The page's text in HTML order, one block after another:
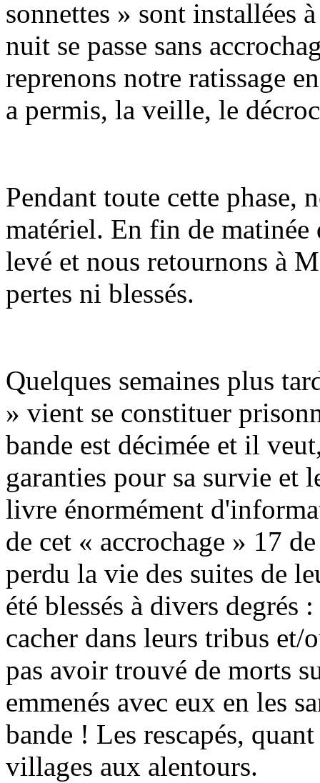
sonnettes » sont installées
nuit se passe sans
reprenons notre ratissage
a permis, la veille, le
Pendant toute cette phase,
matériel. En fin de
levé et nous retournons à
pertes ni blessés.
Quelques semaines plus
» vient se constituer
bande est décimée et il
garanties pour sa survie et
livre énormément
de cet « accrochage » 17
perdu la vie des suites de
été blessés à divers degrés
cacher dans leurs tribus
pas avoir trouvé de morts
emmenés avec eux en les
bande ! Les rescapés,
villages aux alentours.